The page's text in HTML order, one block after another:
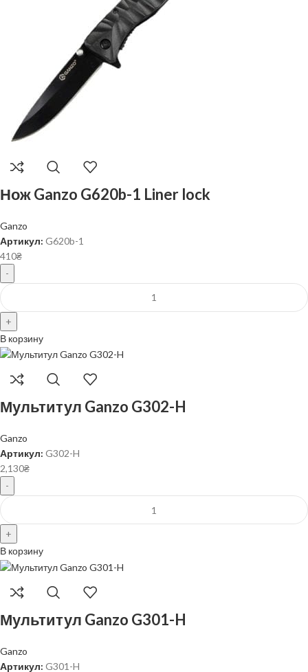
Нож Ganzo G620b-1 Liner lock
Ganzo
Артикул: G620b-1
410₴
В корзину
Мультитул Ganzo G302-H
Ganzo
Артикул: G302-H
2,130₴
В корзину
Мультитул Ganzo G301-H
Ganzo
Артикул: G301-H